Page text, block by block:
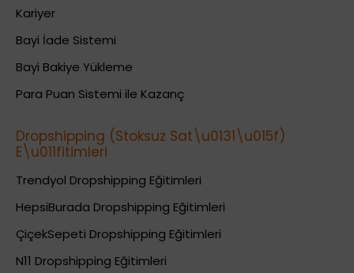
Kariyer
Bayi İade Sistemi
Bayi Bakiye Yükleme
Para Puan Sistemi ile Kazanç
Dropshipping (Stoksuz Sat\u0131\u015f)
E\u011fitimleri
Trendyol Dropshipping Eğitimleri
HepsiBurada Dropshipping Eğitimleri
ÇiçekSepeti Dropshipping Eğitimleri
N11 Dropshipping Eğitimleri